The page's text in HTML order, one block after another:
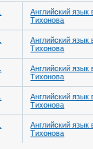
Английский
Тихонова
Английский
Тихонова
Английский
Тихонова
Английский
Тихонова
Английский
Тихонова